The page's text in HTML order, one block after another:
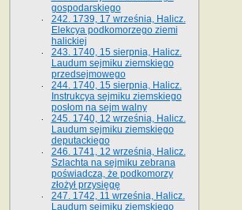
gospodarskiego
242. 1739, 17 września, Halicz.
Elekcya podkomorzego ziemi
halickiej
243. 1740, 15 sierpnia, Halicz.
Laudum sejmiku ziemskiego
przedsejmowego
244. 1740, 15 sierpnia, Halicz.
Instrukcya sejmiku ziemskiego
posłom na sejm walny
245. 1740, 12 września, Halicz.
Laudum sejmiku ziemskiego
deputackiego
246. 1741, 12 września, Halicz.
Szlachta na sejmiku zebrana
poświadcza, że podkomorzy
złożył przysięgę
247. 1742, 11 września, Halicz.
Laudum sejmiku ziemskiego